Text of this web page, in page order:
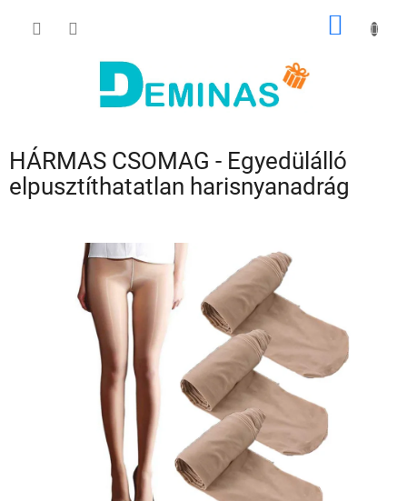
KOSÁR
HÁRMAS CSOMAG - Egyedülálló
elpusztíthatatlan harisnyanadrág